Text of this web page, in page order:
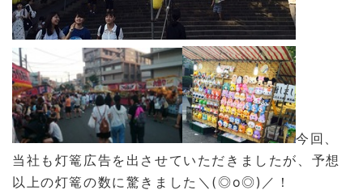
今回、
当社も灯篭広告を出させていただきましたが、 予想
以上の灯篭の数に驚きました＼(◎o◎)／！